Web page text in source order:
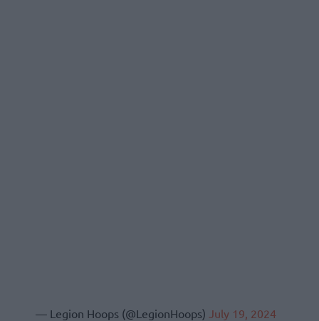
— Legion Hoops (@LegionHoops) July 19, 2024